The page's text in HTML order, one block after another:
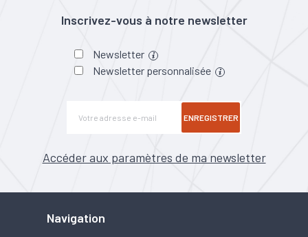
Inscrivez-vous à notre newsletter
Newsletter
Newsletter personnalisée
ENREGISTRER
Accéder aux paramètres de ma newsletter
Navigation